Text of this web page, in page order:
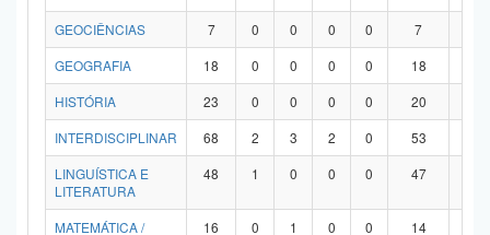
GEOCIÊNCIAS
7 0 0 0 0 7
GEOGRAFIA
18 0 0 0 0 18
HISTÓRIA
23 0 0 0 0 20
INTERDISCIPLINAR
68 2 3 2 0 53
LINGUÍSTICA E
LITERATURA
48 1 0 0 0 47
MATEMÁTICA /
16 0 1 0 0 14